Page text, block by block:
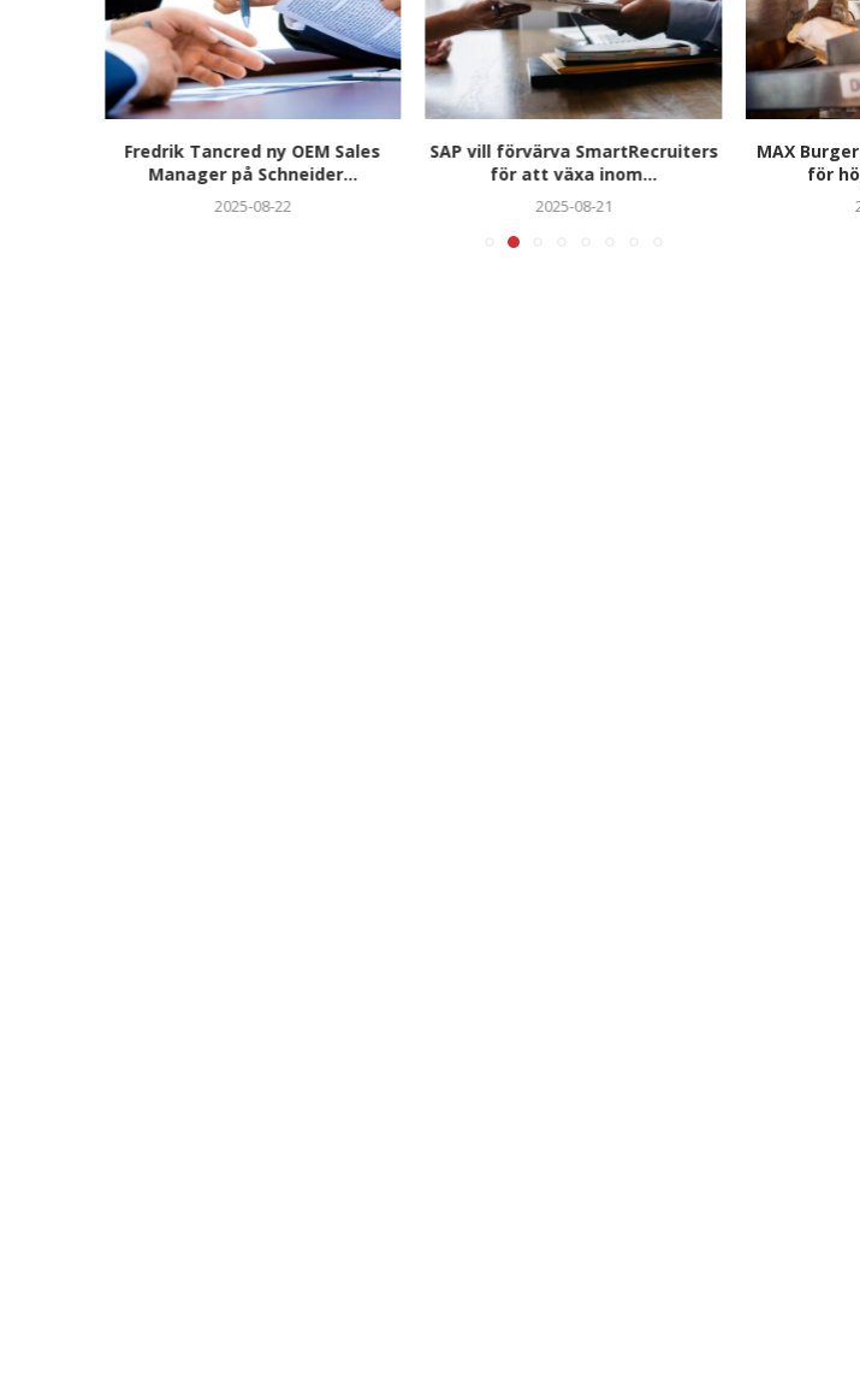
Fredrik Tancred ny OEM Sales
Manager på Schneider...
2025-08-22
SAP vill förvärva SmartRecruiters
för att växa inom...
2025-08-21
MAX
för